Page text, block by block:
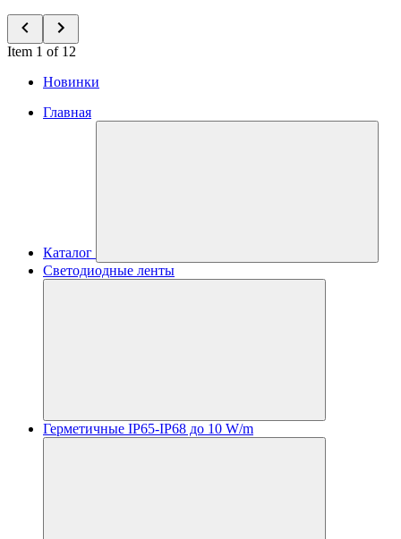
Item 1 of 12
Новинки
Главная
Каталог
Светодиодные ленты
Герметичные IP65-IP68 до 10 W/m